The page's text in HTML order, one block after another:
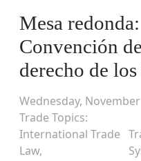
Mesa
Convención
derecho de
Wednesday,
Trade Topics
International Trade
Law